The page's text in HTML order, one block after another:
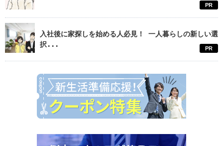
PR
入社後に家探しを始める人必見！ 一人暮らしの新しい選
択...
PR